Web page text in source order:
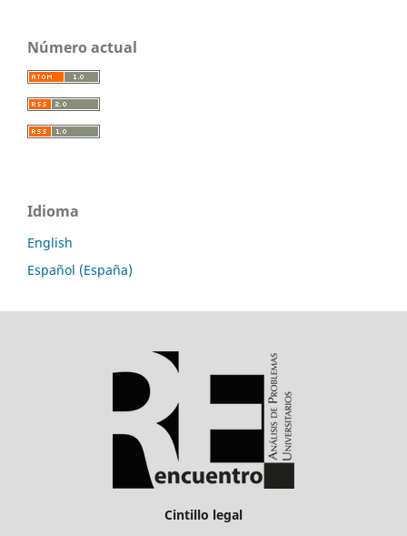
Número actual
Idioma
English
Español (España)
Cintillo legal